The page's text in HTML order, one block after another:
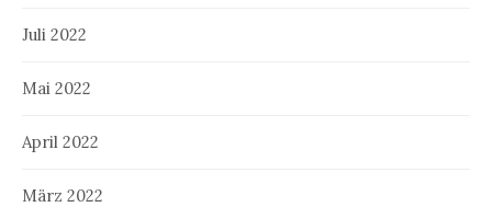
Juli 2022
Mai 2022
April 2022
März 2022